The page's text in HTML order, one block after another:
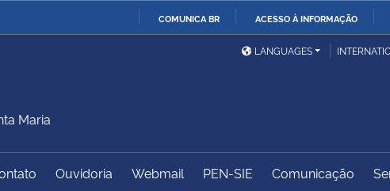
COMUNICA BR ACESSO À INFORMAÇÃO
e
Ministério da Defesa
Ministério das Relações
Exteriores
Ministério do
Controladoria-Geral da
LANGUAGES
Maria
Ouvidoria Webmail PEN-SIE Comunicação